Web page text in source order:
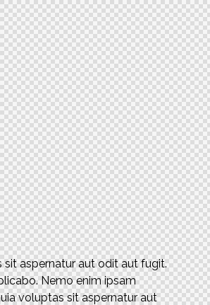
sit aspernatur aut odit aut fugit.
Nemo enim ipsam
voluptas sit aspernatur aut